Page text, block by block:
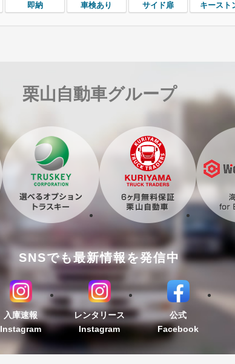
即納 車検あり サイド扉 キースト
栗山自動車グループ
SNSでも最新情報を発信中
入庫速報
Instagram
レンタリース
Instagram
公式
Facebook